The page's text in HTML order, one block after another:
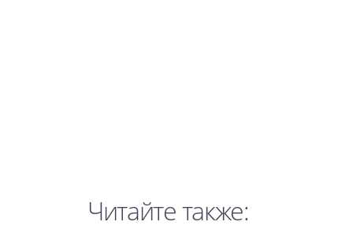
Читайте также: